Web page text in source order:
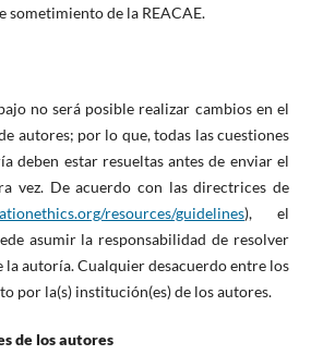
sometimiento de la REACAE.
no será posible realizar cambios en el
autores; por lo que, todas las cuestiones
deben estar resueltas antes de enviar el
vez. De acuerdo con las directrices de
resources/guidelines), el
asumir la responsabilidad de resolver
autoría. Cualquier desacuerdo entre los
por la(s) institución(es) de los autores.
de los autores